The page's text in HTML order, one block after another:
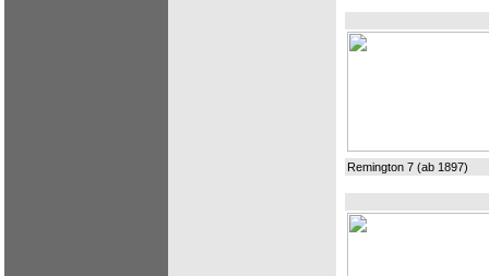
Remington 7 (ab 1897)